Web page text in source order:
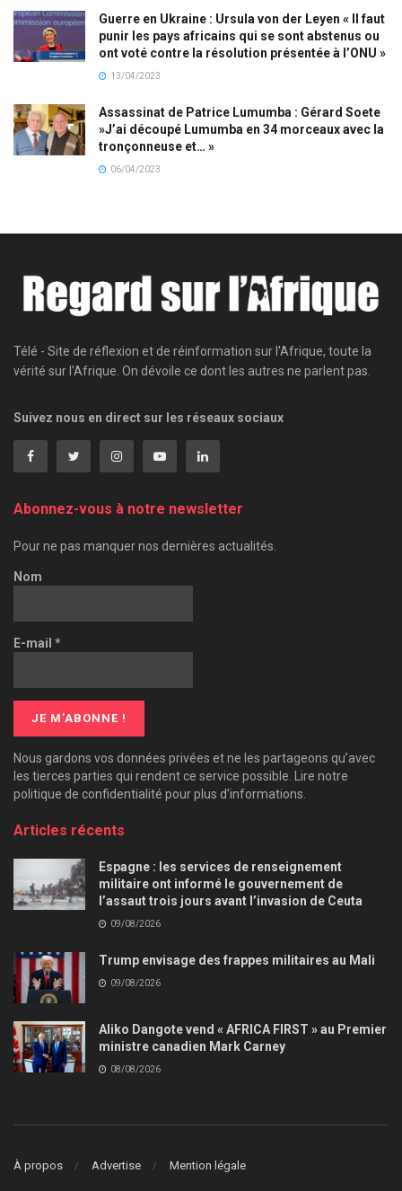
Guerre en Ukraine : Ursula von der Leyen « Il faut
punir les pays africains qui se sont abstenus ou
ont voté contre la résolution présentée à l’ONU »
13/04/2023
Assassinat de Patrice Lumumba : Gérard Soete
»J’ai découpé Lumumba en 34 morceaux avec la
tronçonneuse et… »
06/04/2023
Télé - Site de réflexion et de réinformation sur l'Afrique, toute la
vérité sur l'Afrique. On dévoile ce dont les autres ne parlent pas.
Suivez nous en direct sur les réseaux sociaux
Abonnez-vous à notre newsletter
Pour ne pas manquer nos dernières actualités.
Nom
E-mail *
Nous gardons vos données privées et ne les partageons qu’avec
les tierces parties qui rendent ce service possible. Lire notre
politique de confidentialité pour plus d’informations.
Articles récents
Espagne : les services de renseignement
militaire ont informé le gouvernement de
l’assaut trois jours avant l’invasion de Ceuta
09/08/2026
Trump envisage des frappes militaires au Mali
09/08/2026
Aliko Dangote vend « AFRICA FIRST » au Premier
ministre canadien Mark Carney
08/08/2026
À propos Advertise Mention légale